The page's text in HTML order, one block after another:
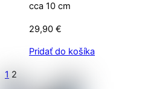
cca 10 cm
29,90 €
Pridať do košíka
1 2